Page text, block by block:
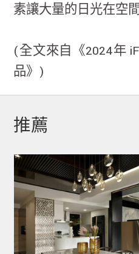
素讓大量的日光在空
(全文來自《2024年
品》)
推薦